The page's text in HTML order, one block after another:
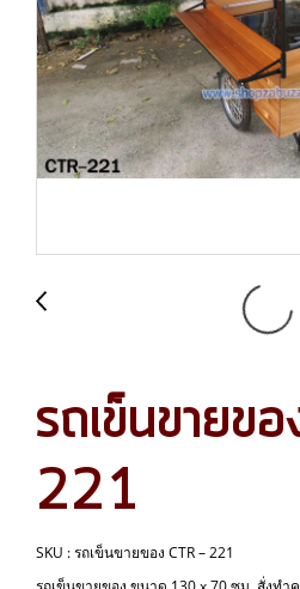
รถเข็นขายข
221
SKU : รถเข็นขายของ CTR – 221